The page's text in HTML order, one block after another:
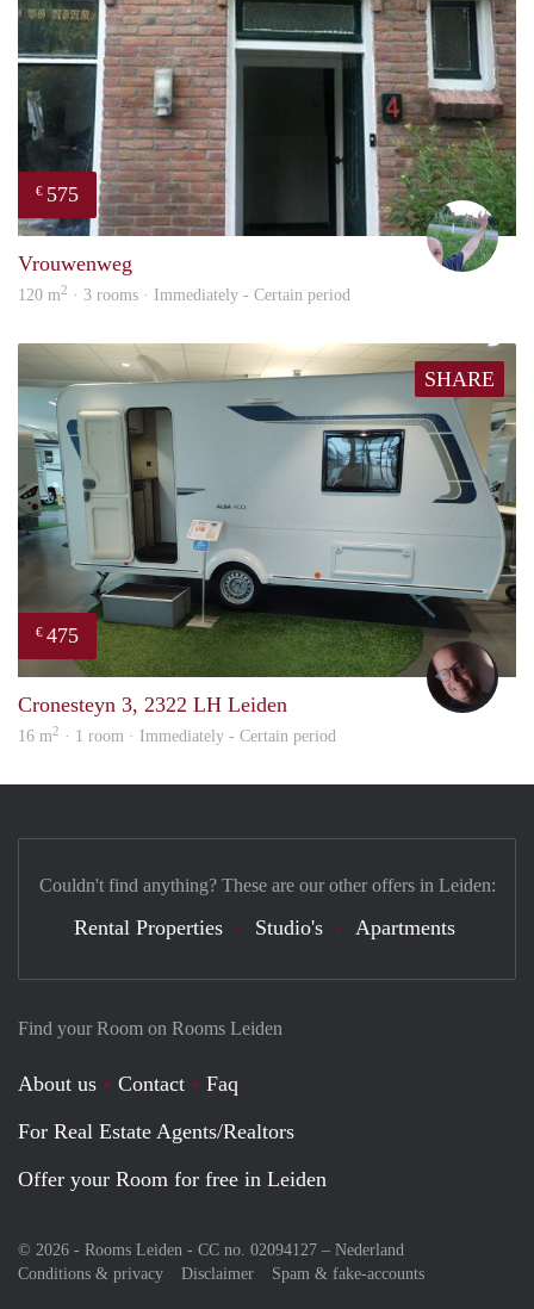
€ 575
S.S.
Vrouwenweg
120 m2 · 3 rooms · Immediately - Certain period
SHARE
€ 475
Cronesteyn 3, 2322 LH Leiden
16 m2 · 1 room · Immediately - Certain period
Find your Room on Rooms Leiden
About us Contact
Faq
For Real Estate Agents/Realtors
Offer your Room for free in Leiden
© 2026 - Rooms Leiden - CC no. 02094127 – Nederland
Conditions & privacy
Disclaimer Spam & fake-accounts
Couldn't find anything? These are our other offers in Leiden:
Rental Properties Studio's Apartments